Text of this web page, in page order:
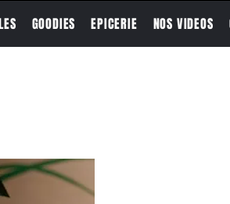
GOODIES EPICERIE NOS VIDEOS